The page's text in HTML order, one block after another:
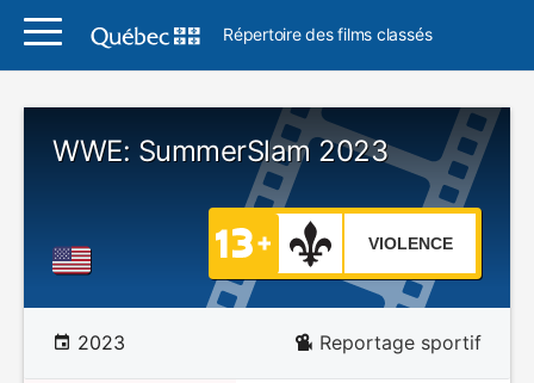
Répertoire des films classés
WWE: SummerSlam 2023
VIOLENCE
2023 Reportage sportif